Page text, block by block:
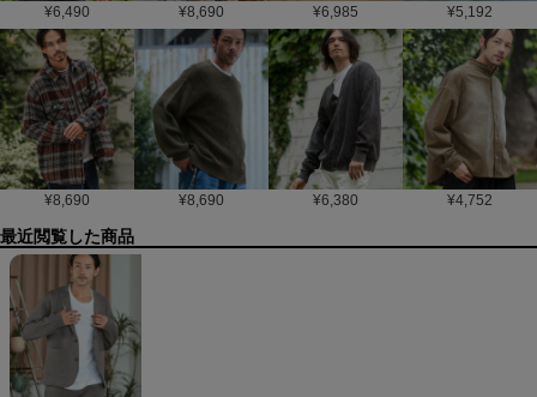
¥6,490 ¥8,690 ¥6,985 ¥5,192
¥8,690 ¥8,690 ¥6,380 ¥4,752
最近閲覧した商品